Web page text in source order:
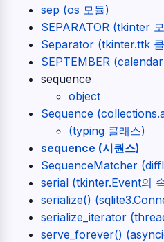
sep (os 모듈)
SEPARATOR (tkinter
Separator (tkinter.ttk
SEPTEMBER
sequence
object
Sequence
(typing 클래스)
sequence (시퀀스)
SequenceMatcher
serial (tkinter.Event의
serialize()
serialize_iterator
serve_forever()